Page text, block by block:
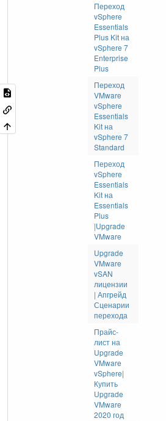
Переход
vSphere
Essentials
Plus Kit на
vSphere 7
Enterprise
Plus
Переход
VMware
vSphere
Essentials
Kit на
vSphere 7
Standard
Переход
vSphere
Essentials
Kit на
Essentials
Plus
|Upgrade
VMware
Upgrade
VMware
vSAN
лицензии
| Апгрейд
Сценарии
перехода
Прайс-
лист на
Upgrade
VMware
vSphere|
Купить
Upgrade
VMware
2020 год